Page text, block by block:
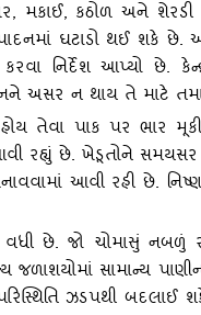
, મકાઈ, કઠોળ અને
ઘટાડો થઈ શકે
નિર્દેશ આપ્‍યો છે.
અસર ન થાય તે માટે
તેવા પાક પર ભાર
રહ્યું છે. ખેડૂતોને
આવી રહી છે.
વધી છે. જો ચોમાસું નબળું
સામાન્‍ય
ઝડપથી બદલાઈ